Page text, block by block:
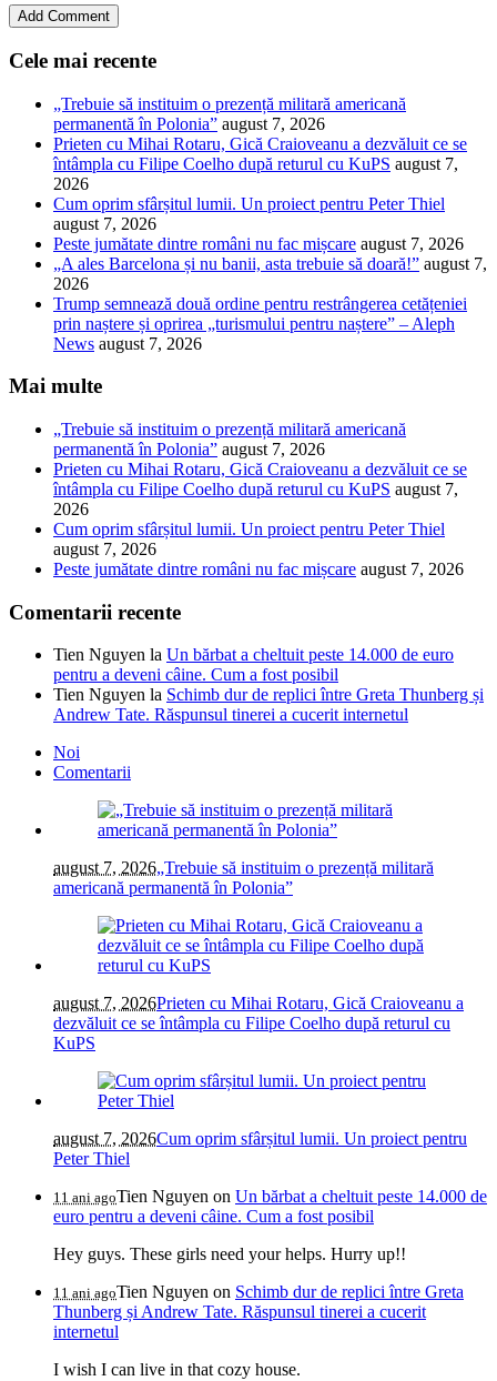
Cele mai recente
„Trebuie să instituim o prezență militară americană
permanentă în Polonia” august 7, 2026
Prieten cu Mihai Rotaru, Gică Craioveanu a dezvăluit ce se
întâmpla cu Filipe Coelho după returul cu KuPS august 7,
2026
Cum oprim sfârșitul lumii. Un proiect pentru Peter Thiel
august 7, 2026
Peste jumătate dintre români nu fac mișcare august 7, 2026
„A ales Barcelona și nu banii, asta trebuie să doară!” august 7,
2026
Trump semnează două ordine pentru restrângerea cetățeniei
prin naștere și oprirea „turismului pentru naștere” – Aleph
News august 7, 2026
Mai multe
„Trebuie să instituim o prezență militară americană
permanentă în Polonia” august 7, 2026
Prieten cu Mihai Rotaru, Gică Craioveanu a dezvăluit ce se
întâmpla cu Filipe Coelho după returul cu KuPS august 7,
2026
Cum oprim sfârșitul lumii. Un proiect pentru Peter Thiel
august 7, 2026
Peste jumătate dintre români nu fac mișcare august 7, 2026
Comentarii recente
Tien Nguyen la Un bărbat a cheltuit peste 14.000 de euro
pentru a deveni câine. Cum a fost posibil
Tien Nguyen la Schimb dur de replici între Greta Thunberg și
Andrew Tate. Răspunsul tinerei a cucerit internetul
Noi
Comentarii
august 7, 2026„Trebuie să instituim o prezență militară
americană permanentă în Polonia”
august 7, 2026Prieten cu Mihai Rotaru, Gică Craioveanu a
dezvăluit ce se întâmpla cu Filipe Coelho după returul cu
KuPS
august 7, 2026Cum oprim sfârșitul lumii. Un proiect pentru
Peter Thiel
11 ani agoTien Nguyen on Un bărbat a cheltuit peste 14.000 de
euro pentru a deveni câine. Cum a fost posibil
Hey guys. These girls need your helps. Hurry up!!
11 ani agoTien Nguyen on Schimb dur de replici între Greta
Thunberg și Andrew Tate. Răspunsul tinerei a cucerit
internetul
I wish I can live in that cozy house.